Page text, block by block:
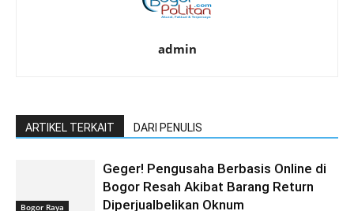
admin
ARTIKEL TERKAIT DARI PENULIS
Bogor Raya
Geger! Pengusaha Berbasis Online di
Bogor Resah Akibat Barang Return
Diperjualbelikan Oknum